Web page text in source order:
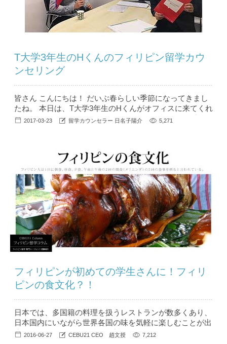
T大学3年生のHくんのフィリピン留学カウ
ンセリング
皆さん こんにちは！ だいぶ春らしい季節になってきまし
たね。 本日は、T大学3年生のHくんがオフィスに来てくれ
ました。 昨年、カンボジアとフィリピンに旅行した時
リットとデメリットをお伝えして2人でじっくりと考え
て、最...
2017-03-23 留学カウンセラー 日名子陽介 5,271
フィリピンが初めての学生さんに！フィリ
ピンの食文化？！
日本では、多国籍の料理を扱うレストランが数多くあり、
日本国内にいながら世界各国の味を気軽に楽しむことが出
来ます。しかし、フィリピン料理のレストラン、というと
2016-06-27 CEBU21 CEO 趙文授 7,212